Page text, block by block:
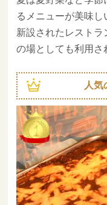
るメニューが美味し
新設されたレスト
の場としても利用さ
人気